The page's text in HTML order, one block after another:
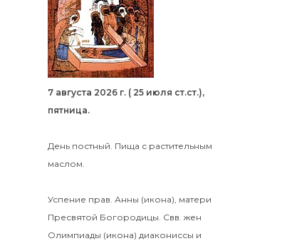
7 августа 2026 г. ( 25 июля ст.ст.),
пятница.
День постный. Пища с растительным
маслом.
Успение прав. Анны (икона), матери
Пресвятой Богородицы. Свв. жен
Олимпиады (икона) диакониссы и